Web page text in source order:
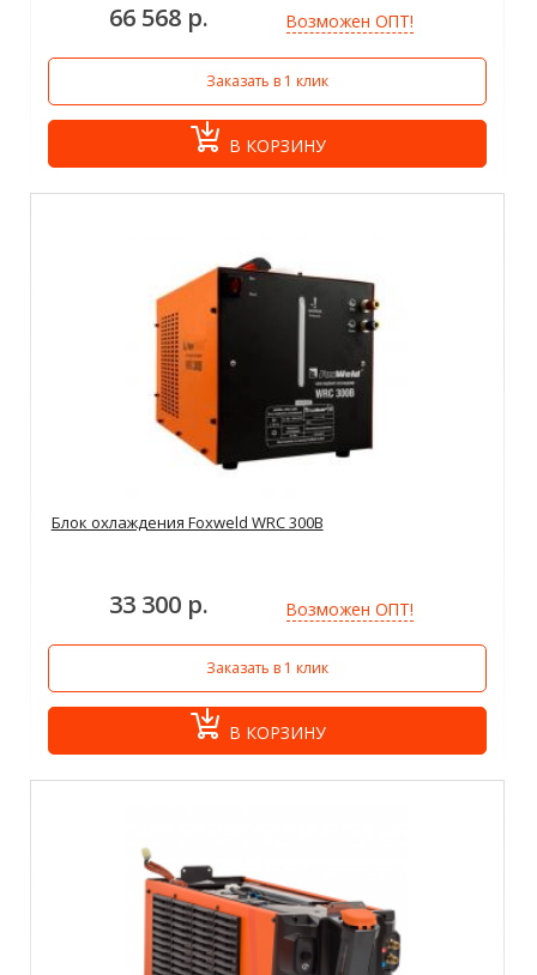
66 568 р. Возможен ОПТ!
Заказать в 1 клик
В КОРЗИНУ
Блок охлаждения Foxweld WRC 300B
33 300 р. Возможен ОПТ!
Заказать в 1 клик
В КОРЗИНУ